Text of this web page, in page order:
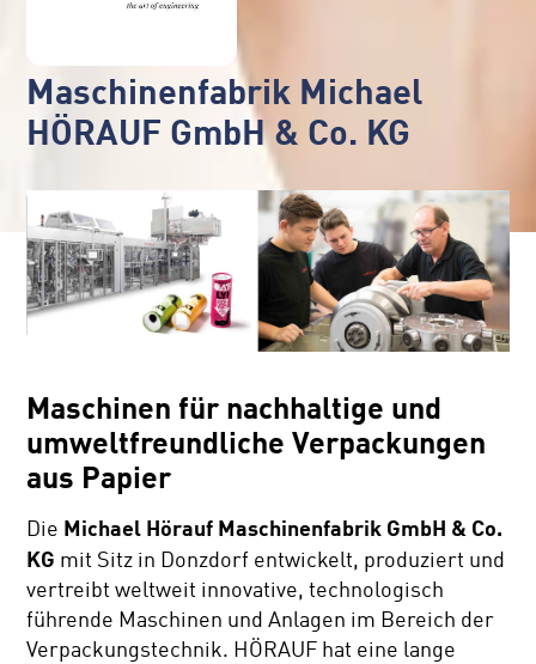
Maschinenfabrik Michael
HÖRAUF GmbH & Co. KG
Maschinen für nachhaltige und
umweltfreundliche Verpackungen
aus Papier
Die Michael Hörauf Maschinenfabrik GmbH & Co.
KG mit Sitz in Donzdorf entwickelt, produziert und
vertreibt weltweit innovative, technologisch
führende Maschinen und Anlagen im Bereich der
Verpackungstechnik. HÖRAUF hat eine lange